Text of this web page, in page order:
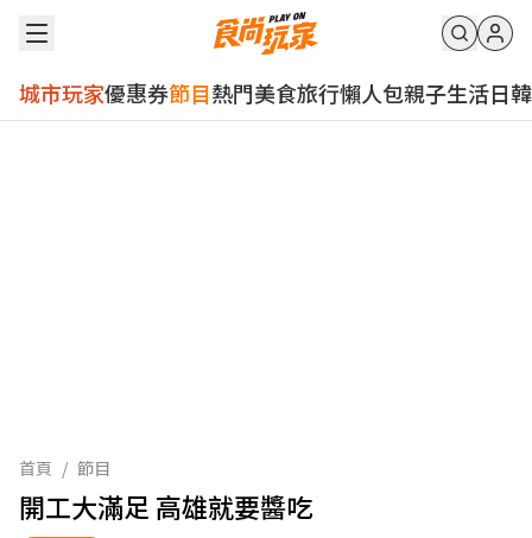
城市玩家優惠券節目熱門美食旅行懶人包親子生活日韓
首頁 / 節目
開工大滿足 高雄就要醬吃